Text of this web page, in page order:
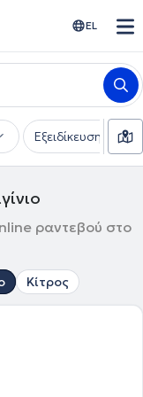
EL
Εξειδίκευση
ραντεβού στο
Κίτρος